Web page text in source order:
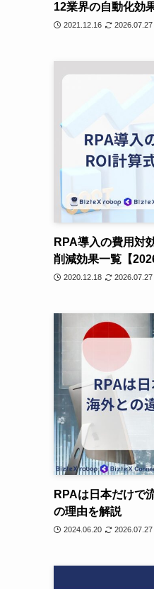
12業界の自動化効
2021.12.16 2026.07.27
RPA導入の費用対
削減効果一覧【
2020.12.18 2026.07.27
RPAは日本だけで
の理由を解説
2024.06.20 2026.07.27